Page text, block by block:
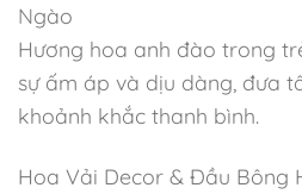
Ngào
Hương hoa anh đào trong
sự ấm áp và dịu dàng, đưa
khoảnh khắc thanh bình.
Hoa Vải Decor & Đầu Bông